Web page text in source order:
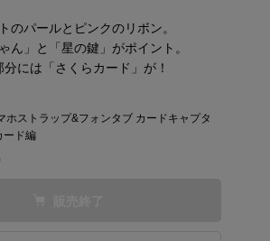
のパールとピンクのリボン。
ん」と「星の鍵」がポイント。
分には「さくらカード」が！
ホストラップ&フォンタブ カードキャプタ
ード編